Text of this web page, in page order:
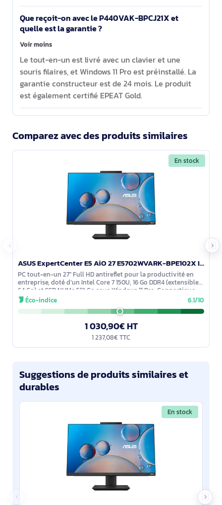
Que reçoit-on avec le P440VAK-BPCJ21X et
quelle est la garantie ?
Voir moins
Le tout-en-un est livré avec un clavier et une
souris filaires, et Windows 11 Pro est préinstallé. La
garantie constructeur est de 24 mois. Le produit
est également certifié EPEAT Gold.
Comparez avec des produits similaires
En stock
ASUS ExpertCenter E5 AiO 27 E5702WVARK-BPE102X Intel Core 7 150U 68,6 cm (27") 1920 x 1080 pixels PC - 90PT03N1-M01Z10
PC tout-en-un 27'' Full HD antireflet pour la productivité en
entreprise, doté d’un Intel Core 7 150U, 16 Go DDR4 (extensible
64 Go) et SSD NVMe 512 Go sous Windows 11 Pro. Connectique
complète avec
Éco-indice 6.1/10
1 030,90€ HT
1 237,08€ TTC
Suggestions de produits similaires et
durables
En stock